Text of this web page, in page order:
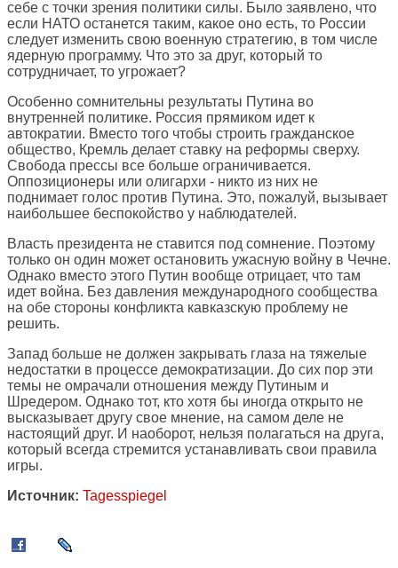
себе с точки зрения политики силы. Было заявлено, что
если НАТО останется таким, какое оно есть, то России
следует изменить свою военную стратегию, в том числе
ядерную программу. Что это за друг, который то
сотрудничает, то угрожает?
Особенно сомнительны результаты Путина во
внутренней политике. Россия прямиком идет к
автократии. Вместо того чтобы строить гражданское
общество, Кремль делает ставку на реформы сверху.
Свобода прессы все больше ограничивается.
Оппозиционеры или олигархи - никто из них не
поднимает голос против Путина. Это, пожалуй, вызывает
наибольшее беспокойство у наблюдателей.
Власть президента не ставится под сомнение. Поэтому
только он один может остановить ужасную войну в Чечне.
Однако вместо этого Путин вообще отрицает, что там
идет война. Без давления международного сообщества
на обе стороны конфликта кавказскую проблему не
решить.
Запад больше не должен закрывать глаза на тяжелые
недостатки в процессе демократизации. До сих пор эти
темы не омрачали отношения между Путиным и
Шредером. Однако тот, кто хотя бы иногда открыто не
высказывает другу свое мнение, на самом деле не
настоящий друг. И наоборот, нельзя полагаться на друга,
который всегда стремится устанавливать свои правила
игры.
Источник: Tagesspiegel